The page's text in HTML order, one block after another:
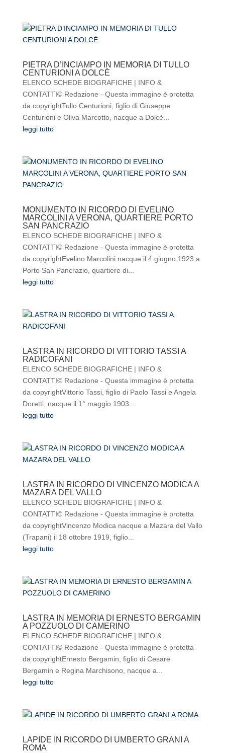
PIETRA D’INCIAMPO IN MEMORIA DI TULLO
CENTURIONI A DOLCÈ
ELENCO SCHEDE BIOGRAFICHE | INFO &
CONTATTI© Redazione - Questa immagine è protetta
da copyrightTullo Centurioni, figlio di Giuseppe
Centurioni e Oliva Marcotto, nacque a Dolcè...
leggi tutto
MONUMENTO IN RICORDO DI EVELINO
MARCOLINI A VERONA, QUARTIERE PORTO
SAN PANCRAZIO
ELENCO SCHEDE BIOGRAFICHE | INFO &
CONTATTI© Redazione - Questa immagine è protetta
da copyrightEvelino Marcolini nacque il 4 giugno 1923 a
Porto San Pancrazio, quartiere di...
leggi tutto
LASTRA IN RICORDO DI VITTORIO TASSI A
RADICOFANI
ELENCO SCHEDE BIOGRAFICHE | INFO &
CONTATTI© Redazione - Questa immagine è protetta
da copyrightVittorio Tassi, figlio di Paolo Tassi e Angela
Doretti, nacque il 1° maggio 1903...
leggi tutto
LASTRA IN RICORDO DI VINCENZO MODICA A
MAZARA DEL VALLO
ELENCO SCHEDE BIOGRAFICHE | INFO &
CONTATTI© Redazione - Questa immagine è protetta
da copyrightVincenzo Modica nacque a Mazara del Vallo
(Trapani) il 18 ottobre 1919, figlio...
leggi tutto
LASTRA IN MEMORIA DI ERNESTO BERGAMIN
A POZZUOLO DI CAMERINO
ELENCO SCHEDE BIOGRAFICHE | INFO &
CONTATTI© Redazione - Questa immagine è protetta
da copyrightErnesto Bergamin, figlio di Cesare
Bergamin e Regina Marchisono, nacque a...
leggi tutto
LAPIDE IN RICORDO DI UMBERTO GRANI A
ROMA